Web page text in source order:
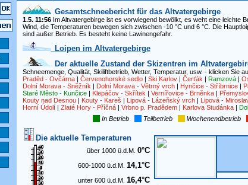
Gesamtschneebericht für das Altvatergebirge
1.5. 11:56Im Altvatergebirge ist es vorwiegend bewölkt, es weht eine leichte
Wind, die Temperaturen bewegen sich zwischen -10 °C und 6 °C. Die
sind außer Betrieb. Es besteht keine Lawinengefahr.
Loipen im Altvatergebirge
Der aktuelle Zustand der Skizentren im
Schneemenge, Qualität, Skiliftbetrieb, Wetter, Temperatur, usw. - klicken Sie
Praděd - Ovčárna| Červenohorské sedlo| Ski Karlov| Čerťák | Ramzová|
Dolní Morava - Sněžník | Dolní Morava - Větrný vrch| Hynčice - Stříbrnice|
Staré Město - Kunčice| Klepáčov - Skřítek | Vernířovice - Brněnka|
Kouty nad Desnou| Kouty - Kareš | Lipová - Lázeňský vrch| Lipová -
Horní Údolí| Zlaté Hory - Příčná| Vrbno p. Pradědem| Karlova Studánka|
In Betrieb
Teilbetrieb Wochenendbetrieb
Die aktuelle Temperaturen
über 1000 ü.d.M. 0°C
600-1000 ü.d.M. 14,1°C
unter 600 ü.d.M. 16,4°C